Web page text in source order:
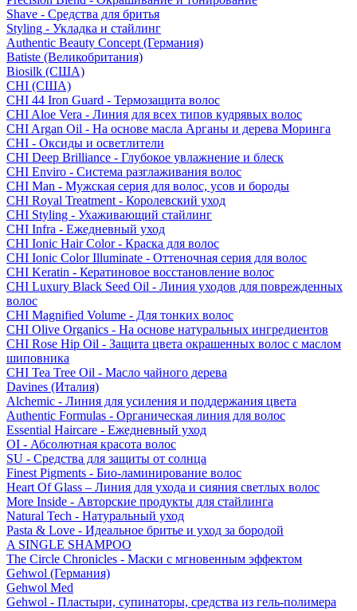
Shave - Средства для бритья
Styling - Укладка и стайлинг
Authentic Beauty Concept (Германия)
Batiste (Великобритания)
Biosilk (США)
CHI (США)
CHI 44 Iron Guard - Термозащита волос
CHI Aloe Vera - Линия для всех типов кудрявых волос
CHI Argan Oil - На основе масла Арганы и дерева Моринга
CHI - Оксиды и осветлители
CHI Deep Brilliance - Глубокое увлажнение и блеск
CHI Enviro - Система разглаживания волос
CHI Man - Мужская серия для волос, усов и бороды
CHI Royal Treatment - Королевский уход
CHI Styling - Ухаживающий стайлинг
CHI Infra - Ежедневный уход
CHI Ionic Hair Color - Краска для волос
CHI Ionic Color Illuminate - Оттеночная серия для волос
CHI Keratin - Кератиновое восстановление волос
CHI Luxury Black Seed Oil - Линия уходов для поврежденных
волос
CHI Magnified Volume - Для тонких волос
CHI Olive Organics - На основе натуральных ингредиентов
CHI Rose Hip Oil - Защита цвета окрашенных волос с маслом
шиповника
CHI Tea Tree Oil - Масло чайного дерева
Davines (Италия)
Alchemic - Линия для усиления и поддержания цвета
Authentic Formulas - Органическая линия для волос
Essential Haircare - Eжедневный уход
OI - Абсолютная красота волос
SU - Средства для защиты от солнца
Finest Pigments - Био-ламинирование волос
Heart Of Glass – Линия для ухода и сияния светлых волос
More Inside - Авторские продукты для стайлинга
Natural Tech - Натуральный уход
Pasta & Love - Идеальное бритье и уход за бородой
A SINGLE SHAMPOO
The Circle Chronicles - Маски с мгновенным эффектом
Gehwol (Германия)
Gehwol Med
Gehwol - Пластыри, супинаторы, средства из гель-полимера